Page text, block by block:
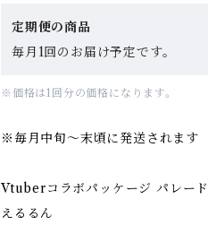
定期便の商品
毎月1回のお届け予定です。
※価格は1回分の価格になります。
※毎月中旬〜末頃に発送されます
Vtuberコラボパッケージ パレード
えるるん